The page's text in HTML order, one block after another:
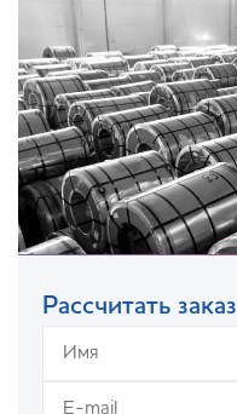
Рассчитать заказ